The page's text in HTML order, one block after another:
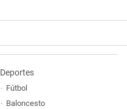
Deportes
Fútbol
Baloncesto